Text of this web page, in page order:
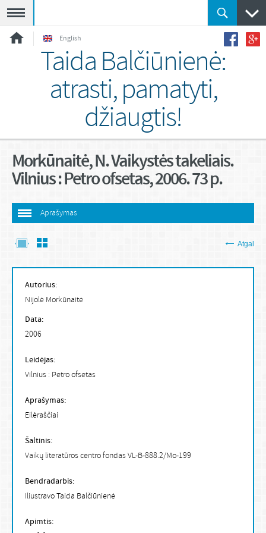
English
Taida Balčiūnienė:
atrasti, pamatyti,
džiaugtis!
Morkūnaitė, N. Vaikystės takeliais.
Vilnius : Petro ofsetas, 2006. 73 p.
Aprašymas
Atgal
Autorius:
Nijolė Morkūnaitė
Data:
2006
Leidėjas:
Vilnius : Petro ofsetas
Aprašymas:
Eilėraščiai
Šaltinis:
Vaikų literatūros centro fondas VL-B-888.2/Mo-199
Bendradarbis:
Iliustravo Taida Balčiūnienė
Apimtis: